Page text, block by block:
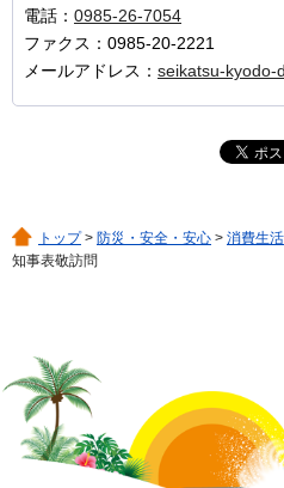
電話： 0985-26-7054
ファクス：0985-20-2221
メールアドレス： seikatsu-kyodo-
トップ> 防災・安全・安心 > 消費生活
知事表敬訪問